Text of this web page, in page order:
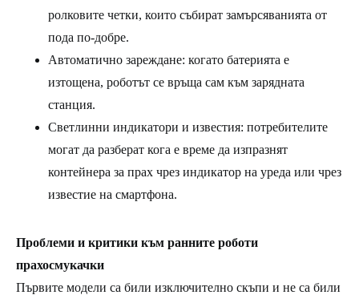
ролковите четки, които събират замърсяванията от
пода по-добре.
Автоматично зареждане: когато батерията е
изтощена, роботът се връща сам към зарядната
станция.
Светлинни индикатори и известия: потребителите
могат да разберат кога е време да изпразнят
контейнера за прах чрез индикатор на уреда или чрез
известие на смартфона.
Проблеми и критики към ранните роботи
прахосмукачки
Първите модели са били изключително скъпи и не са били